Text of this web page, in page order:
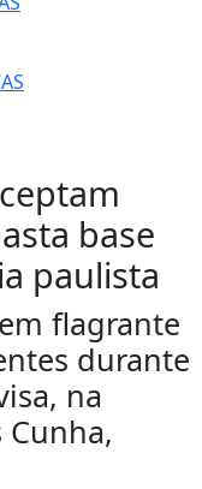
base
paulista
flagrante
durante
na
Cunha,